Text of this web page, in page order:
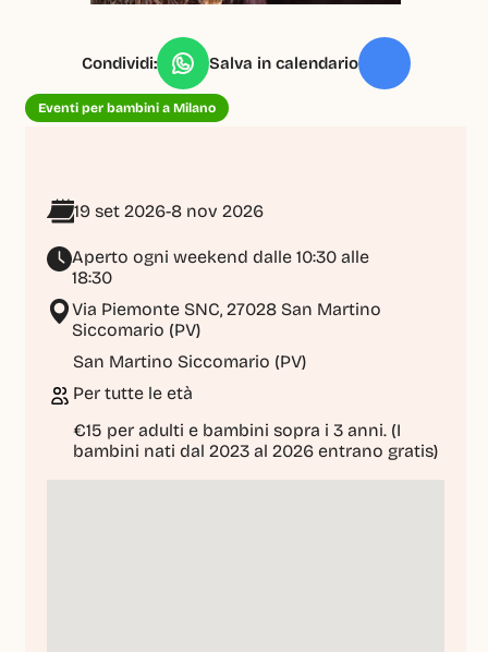
Condividi: Salva in calendario
Eventi per bambini a Milano
19 set 2026-8 nov 2026
Aperto ogni weekend dalle 10:30 alle
18:30
Via Piemonte SNC, 27028 San Martino
Siccomario (PV)
San Martino Siccomario (PV)
Per tutte le età
€15 per adulti e bambini sopra i 3 anni. (I
bambini nati dal 2023 al 2026 entrano gratis)